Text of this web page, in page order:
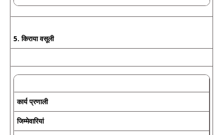
5. किराया वसूली
कार्य प्रणाली
जिम्मेवारियां